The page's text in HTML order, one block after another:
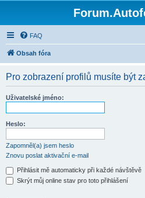
FAQ
Obsah fóra
Pro zobrazení profilů musíte být
Uživatelské jméno:
Heslo:
Zapomněl(a) jsem heslo
Znovu poslat aktivační e-mail
Přihlásit mě automaticky při každé návštěvě
Skrýt můj online stav pro toto přihlášení